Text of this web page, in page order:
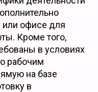
или офисе для
Кроме того,
в условиях
рабочим
на базе
в